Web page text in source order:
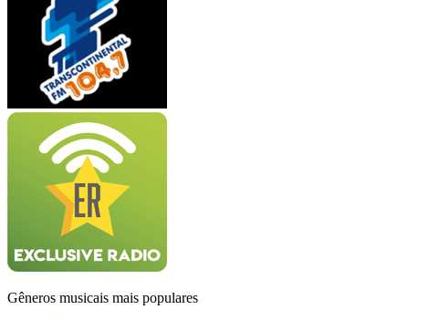
Gêneros musicais mais populares